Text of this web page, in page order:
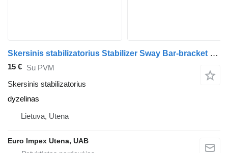
Skersinis stabilizatorius Stabilizer Sway Bar-bracket sunkvežimio Scania 124L
15 € Su PVM
Skersinis stabilizatorius
dyzelinas
Lietuva, Utena
Euro Impex Utena, UAB